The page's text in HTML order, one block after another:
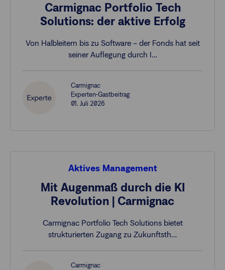
Carmignac Portfolio Tech
Solutions: der aktive Erfolg
Von Halbleitern bis zu Software – der Fonds hat seit
seiner Auflegung durch I…
Carmignac
Experten-Gastbeitrag
01. Juli 2026
Aktives Management
Mit Augenmaß durch die KI
Revolution | Carmignac
Carmignac Portfolio Tech Solutions bietet
strukturierten Zugang zu Zukunftsth…
Carmignac